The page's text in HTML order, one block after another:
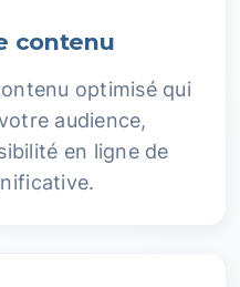
contenu
optimisé qui
audience,
en ligne de